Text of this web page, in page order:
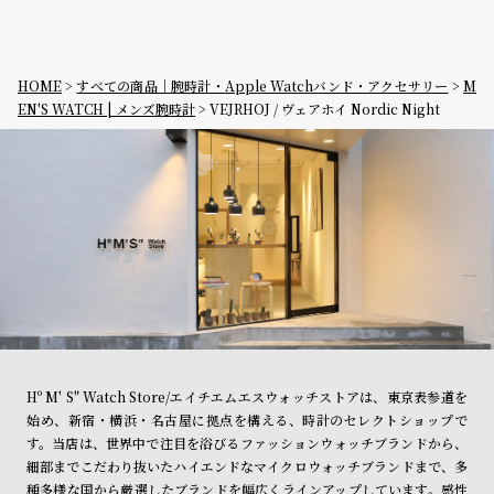
HOME すべての商品｜腕時計・Apple Watchバンド・アクセサリー
M
EN'S WATCH | メンズ腕時計
VEJRHOJ / ヴェアホイ Nordic Night
Hº M' S" Watch Store/エイチエムエスウォッチストアは、東京表参道を
始め、新宿・横浜・名古屋に拠点を構える、時計のセレクトショップで
す。当店は、世界中で注目を浴びるファッションウォッチブランドから、
細部までこだわり抜いたハイエンドなマイクロウォッチブランドまで、多
種多様な国から厳選したブランドを幅広くラインアップしています。感性